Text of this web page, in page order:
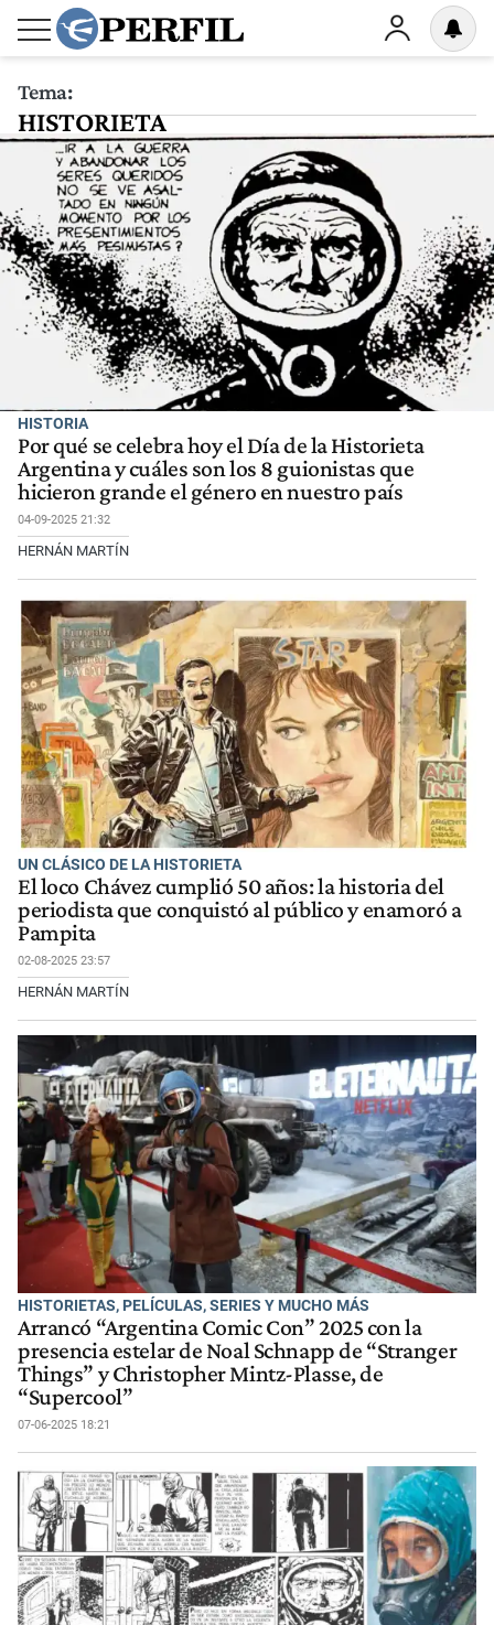
Tema:
HISTORIETA
HISTORIA
Por qué se celebra hoy el Día de la Historieta
Argentina y cuáles son los 8 guionistas que
hicieron grande el género en nuestro país
04-09-2025 21:32
HERNÁN MARTÍN
UN CLÁSICO DE LA HISTORIETA
El loco Chávez cumplió 50 años: la historia del
periodista que conquistó al público y enamoró a
Pampita
02-08-2025 23:57
HERNÁN MARTÍN
HISTORIETAS, PELÍCULAS, SERIES Y MUCHO MÁS
Arrancó “Argentina Comic Con” 2025 con la
presencia estelar de Noal Schnapp de “Stranger
Things” y Christopher Mintz-Plasse, de
“Supercool”
07-06-2025 18:21